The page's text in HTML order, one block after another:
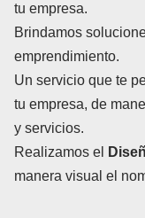
tu empresa.
Brindamos
emprendimiento.
Un servicio que te
tu empresa, de
y servicios.
Realizamos el
manera visual el